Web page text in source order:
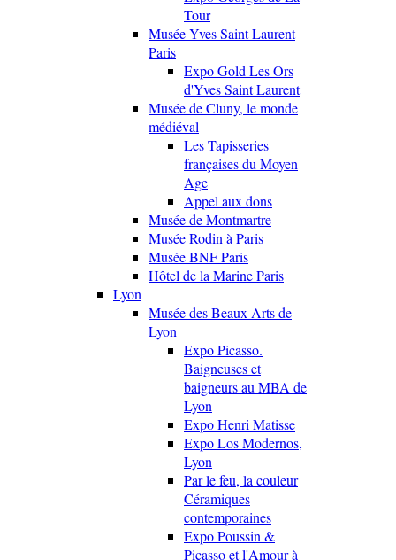
Tour
Musée Yves Saint Laurent
Paris
Expo Gold Les Ors
d'Yves Saint Laurent
Musée de Cluny, le monde
médiéval
Les Tapisseries
françaises du Moyen
Age
Appel aux dons
Musée de Montmartre
Musée Rodin à Paris
Musée BNF Paris
Hôtel de la Marine Paris
Lyon
Musée des Beaux Arts de
Lyon
Expo Picasso.
Baigneuses et
baigneurs au MBA de
Lyon
Expo Henri Matisse
Expo Los Modernos,
Lyon
Par le feu, la couleur
Céramiques
contemporaines
Expo Poussin &
Picasso et l'Amour à